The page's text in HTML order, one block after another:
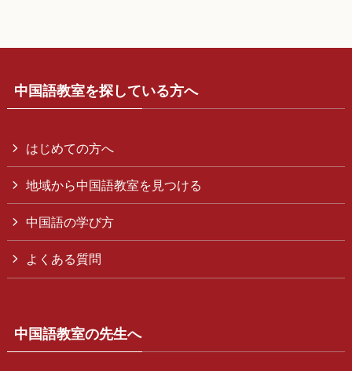
中国語教室を探している方へ
はじめての方へ
地域から中国語教室を見つける
中国語の学び方
よくある質問
中国語教室の先生へ